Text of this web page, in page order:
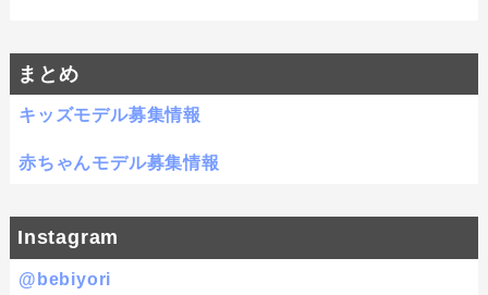
まとめ
キッズモデル募集情報
赤ちゃんモデル募集情報
Instagram
@bebiyori